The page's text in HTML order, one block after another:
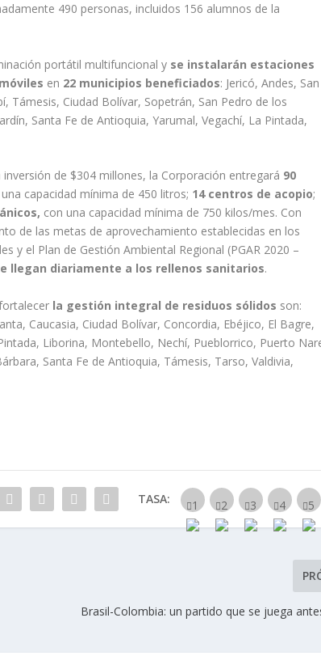
490 personas, incluidos 156 alumnos de la
portátil multifuncional y se instalarán estaciones
en 22 municipios beneficiados: Jericó, Andes, San
Támesis, Ciudad Bolívar, Sopetrán, San Pedro de los
Santa Fe de Antioquia, Yarumal, Vegachí, La Pintada,
inversión de $304 millones, la Corporación entregará 90
capacidad mínima de 450 litros; 14 centros de acopio;
con una capacidad mínima de 750 kilos/mes. Con
de las metas de aprovechamiento establecidas en los
y el Plan de Gestión Ambiental Regional (PGAR 2020 –
llegan diariamente a los rellenos sanitarios.
la gestión integral de residuos sólidos son:
Caucasia, Ciudad Bolívar, Concordia, Ebéjico, El Bagre,
Liborina, Montebello, Nechí, Pueblorrico, Puerto
Santa Fe de Antioquia, Támesis, Tarso, Valdivia,
TASA:
Brasil-Colombia: un partido que se juega